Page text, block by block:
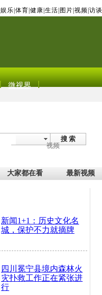
娱乐 体育 健康 生活 图片 视频 访谈
微视界
搜 索
视频
大家都在看 最新视频
新闻1+1：历史文化名
城，保护不力就摘牌
四川冕宁县境内森林火
灾扑救工作正在紧张进
行